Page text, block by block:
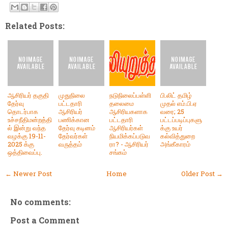
Related Posts:
ஆசிரியர் தகுதி
தேர்வு
தொடர்பாக
உச்சநீதிமன்றத்தி
ல் இன்று வந்த
வழக்கு 19-11-
2025 க்கு
ஒத்திவைப்பு.
முதுநிலை
பட்டதாரி
ஆசிரியர்
பணிக்கான
தேர்வு கடினம்
தேர்வர்கள்
வருத்தம்
நடுநிலைப்பள்ளி
தலைமை
ஆசிரியகளாக
பட்டதாரி
ஆசிரியர்கள்
நியமிக்கப்படுவ
ரா? - ஆசிரியர்
சங்கம்
பி.லிட் தமிழ்
முதல் எம்.பி.ஏ
வரை; 25
பட்டப்படிப்புகளு
க்கு உயர்
கல்வித்துறை
அங்கீகாரம்
← Newer Post Older Post →
Home
No comments:
Post a Comment